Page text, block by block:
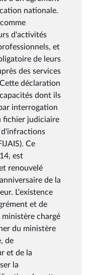
nationale.
d'activités
et
de leurs
des services
déclaration
dont ils
interrogation
fichier judiciaire
d'infractions
Ce
est
renouvelé
de la
L'existence
et de
chargé
du ministère
de
et de la
la